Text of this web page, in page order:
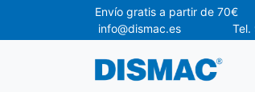
info@dismac.es Tel.